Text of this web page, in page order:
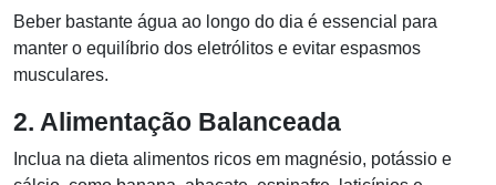
Beber bastante água ao longo do dia é essencial para
manter o equilíbrio dos eletrólitos e evitar espasmos
musculares.
2. Alimentação Balanceada
Inclua na dieta alimentos ricos em magnésio, potássio e